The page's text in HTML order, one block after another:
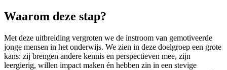
Waarom deze stap?
Met deze uitbreiding vergroten we de instroom van gemotiveerde
jonge mensen in het onderwijs. We zien in deze doelgroep een grote
kans: zij brengen andere kennis en perspectieven mee, zijn
leergierig, willen impact maken én hebben zin in een stevige